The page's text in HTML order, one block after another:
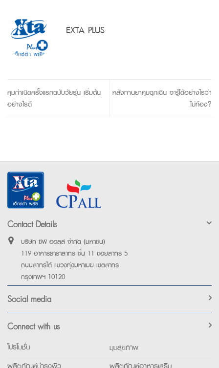
EXTA PLUS
คุมกำเนิดครั้งแรกฉบับวัยรุ่น เริ่มต้น
อย่างไรดี
หลังทานยาคุมฉุกเฉิน จะรู้ได้อย่างไรว่า
ไม่ท้อง?
Contact Details
บริษัท ซีพี ออลล์ จำกัด (มหาชน)
119 อาคารธาราสาทร ชั้น 11 ซอยสาทร 5
ถนนสาทรใต้ แขวงทุ่งมหาเมฆ เขตสาทร
กรุงเทพฯ 10120
Social media
Connect with us
โปรโมชั่น
มุมสุขภาพ